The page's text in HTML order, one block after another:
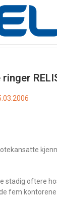
stadig oftere
fem